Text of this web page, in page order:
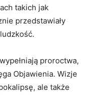
takich jak
przedstawiały
proroctwa,
Objawienia. Wizje
ale także